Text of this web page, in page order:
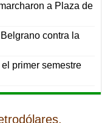
a Plaza de
contra la
primer semestre